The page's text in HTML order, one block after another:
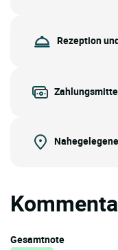
Rezeption
Gesamtnote